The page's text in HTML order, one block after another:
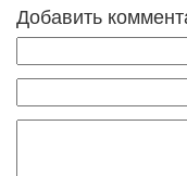
Добавить